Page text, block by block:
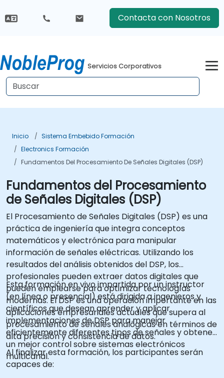
Contacta con Nosotros
Servicios Corporativos
Inicio
Sistema Embebido Formación
Electronics Formación
Fundamentos Del Procesamiento De Señales Digitales (DSP)
Fundamentos del Procesamiento
de Señales Digitales (DSP)
El Procesamiento de Señales Digitales (DSP) es una
práctica de ingeniería que integra conceptos
matemáticos y electrónica para manipular
información de señales eléctricas. Utilizando los
resultados del análisis obtenidos del DSP, los
profesionales pueden extraer datos digitales que
pueden emplearse para optimizar tecnologías
modernas. El DSP es una operación importante en las
aplicaciones empresariales actuales que supera al
procesamiento de señales analógicas en términos de
alta precisión y consistencia de datos.
Esta formación en vivo impartida por un instructor
(en línea o presencial) está dirigida a ingenieros y
científicos que desean aprender y aplicar
implementaciones de DSP para manejar
eficientemente diferentes tipos de señales y obtener
un mejor control sobre sistemas electrónicos
multicanal.
Al finalizar esta formación, los participantes serán
capaces de: